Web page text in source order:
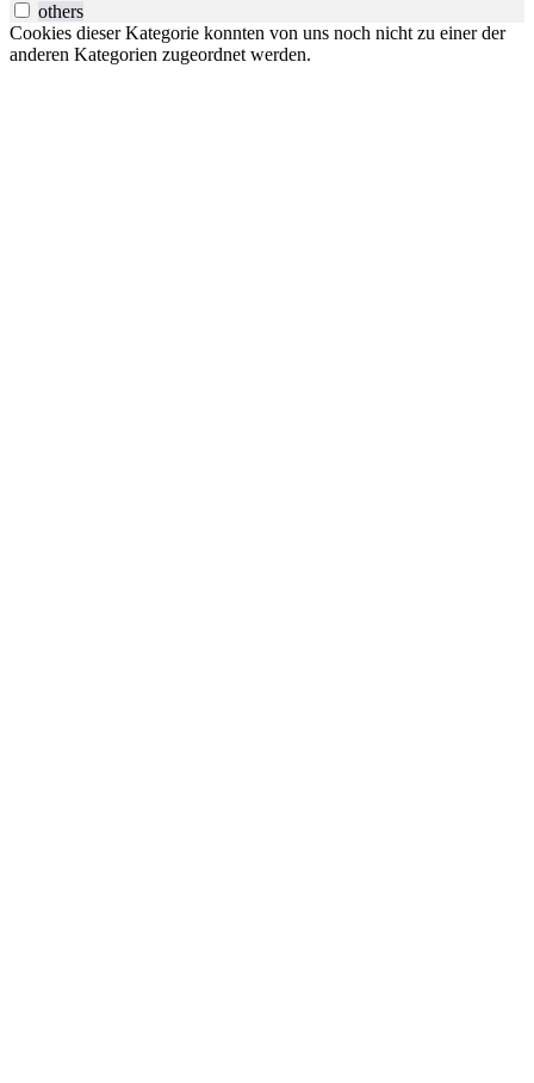
others
Cookies dieser Kategorie konnten von uns noch nicht zu einer der
anderen Kategorien zugeordnet werden.